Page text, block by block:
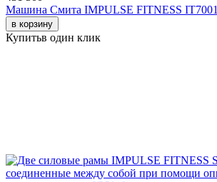
Машина Смита IMPULSE FITNESS IT7001
в корзину
Купитьв один клик